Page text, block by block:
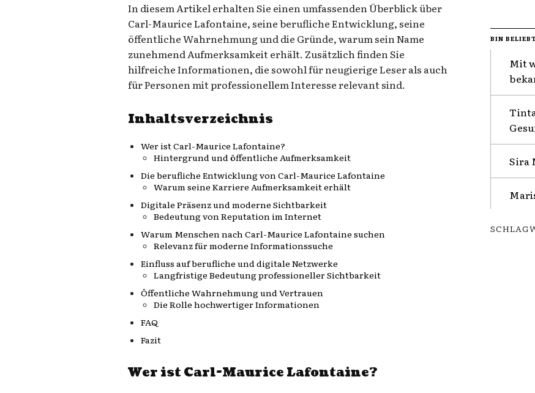
In diesem Artikel erhalten Sie einen umfassenden Überblick über
Carl-Maurice Lafontaine, seine berufliche Entwicklung, seine
öffentliche Wahrnehmung und die Gründe, warum sein Name
zunehmend Aufmerksamkeit erhält. Zusätzlich finden Sie
hilfreiche Informationen, die sowohl für neugierige Leser als auch
für Personen mit professionellem Interesse relevant sind.
Inhaltsverzeichnis
Wer ist Carl-Maurice Lafontaine?
Hintergrund und öffentliche Aufmerksamkeit
Die berufliche Entwicklung von Carl-Maurice Lafontaine
Warum seine Karriere Aufmerksamkeit erhält
Digitale Präsenz und moderne Sichtbarkeit
Bedeutung von Reputation im Internet
Warum Menschen nach Carl-Maurice Lafontaine suchen
Relevanz für moderne Informationssuche
Einfluss auf berufliche und digitale Netzwerke
Langfristige Bedeutung professioneller Sichtbarkeit
Öffentliche Wahrnehmung und Vertrauen
Die Rolle hochwertiger Informationen
FAQ
Fazit
Wer ist Carl-Maurice Lafontaine?
BIN
Mit
Sira